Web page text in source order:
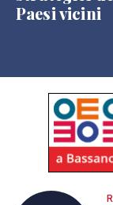
Paesi vicini